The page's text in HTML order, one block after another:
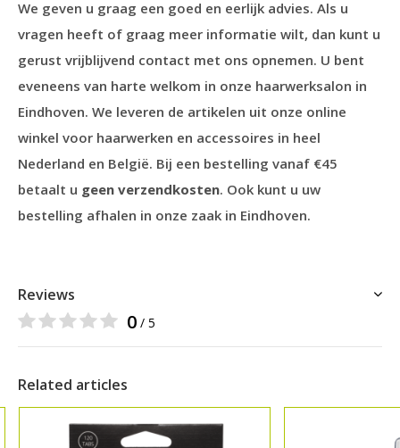
We geven u graag een goed en eerlijk advies. Als u
vragen heeft of graag meer informatie wilt, dan kunt u
gerust vrijblijvend contact met ons opnemen. U bent
eveneens van harte welkom in onze haarwerksalon in
Eindhoven. We leveren de artikelen uit onze online
winkel voor haarwerken en accessoires in heel
Nederland en België. Bij een bestelling vanaf €45
betaalt u geen verzendkosten. Ook kunt u uw
bestelling afhalen in onze zaak in Eindhoven.
Reviews
0 / 5
Related articles